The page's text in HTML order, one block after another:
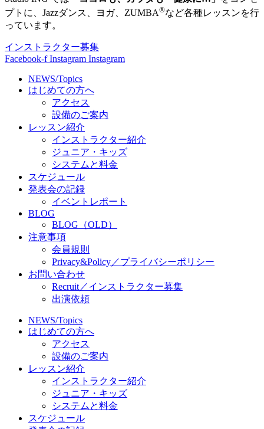
プトに、Jazzダンス、ヨガ、ZUMBA®など各種レッスンを行
っています。
インストラクター募集
Facebook-f Instagram Instagram
NEWS/Topics
はじめての方へ
アクセス
設備のご案内
レッスン紹介
インストラクター紹介
ジュニア・キッズ
システムと料金
スケジュール
発表会の記録
イベントレポート
BLOG
BLOG（OLD）
注意事項
会員規則
Privacy&Policy／プライバシーポリシー
お問い合わせ
Recruit／インストラクター募集
出演依頼
NEWS/Topics
はじめての方へ
アクセス
設備のご案内
レッスン紹介
インストラクター紹介
ジュニア・キッズ
システムと料金
スケジュール